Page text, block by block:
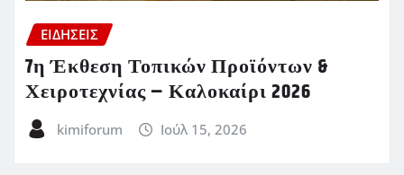
ΕΙΔΗΣΕΙΣ
7η Έκθεση Τοπικών Προϊόντων &
Χειροτεχνίας – Καλοκαίρι 2026
kimiforum Ιούλ 15, 2026